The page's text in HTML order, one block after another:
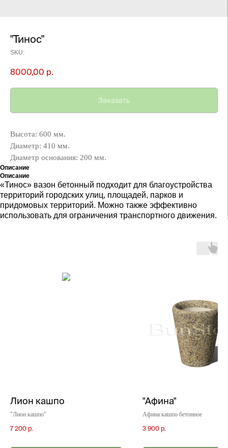
"Тинос"
SKU:
8000,00 р.
Заказать
Высота: 600 мм.
Диаметр: 410 мм.
Диаметр основания: 200 мм.
Описание
Описание
«Тинос» вазон бетонный подходит для благоустройства
территорий городских улиц, площадей, парков и
придомовых территорий. Можно также эффективно
использовать для ограничения транспортного движения.
Лион кашпо
"Лион кашпо"
7 200 р.
"Афина"
Афина кашпо бетонное
3 900 р.